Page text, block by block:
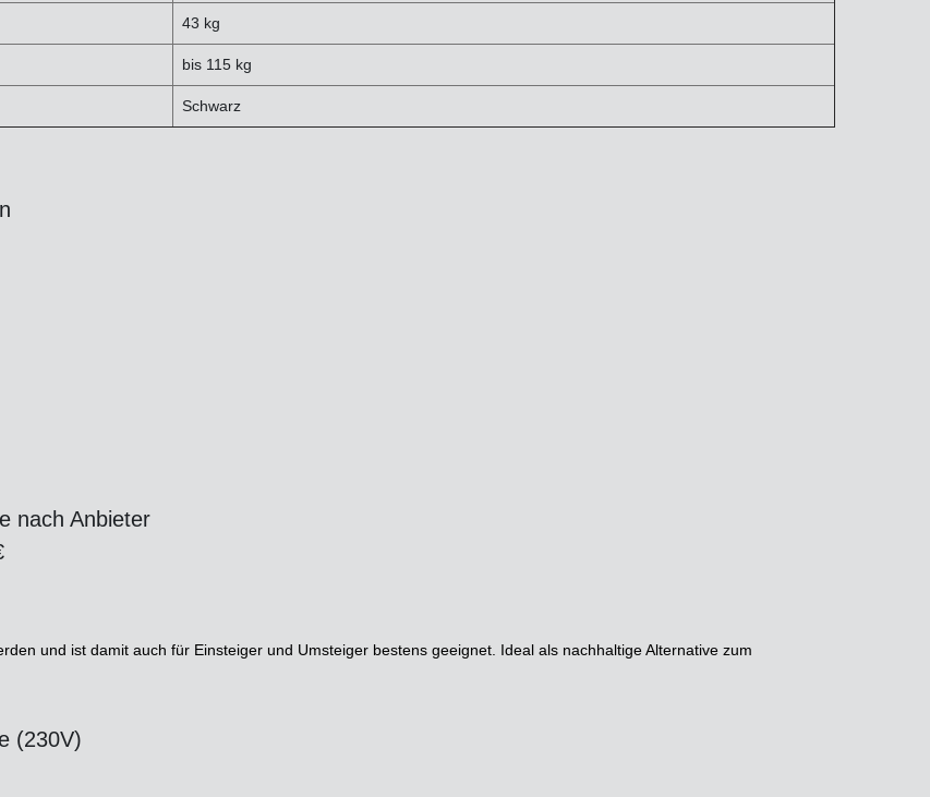
43 kg
bis 115 kg
Schwarz
nach Anbieter
und ist damit auch für Einsteiger und Umsteiger bestens geeignet. Ideal als nachhaltige Alternative zum
(230V)